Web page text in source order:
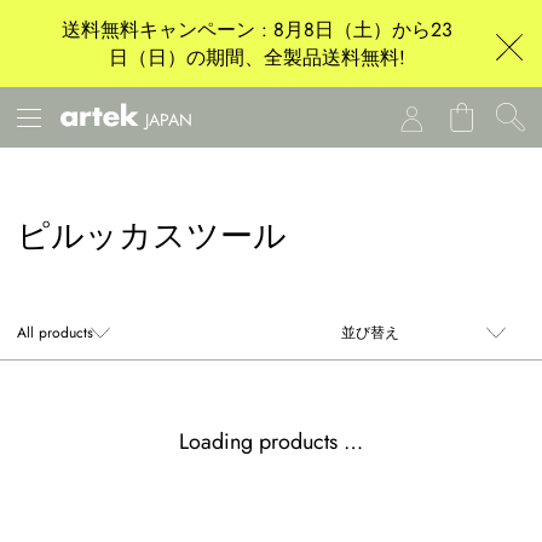
送料無料キャンペーン : 8月8日（土）から23
日（日）の期間、全製品送料無料!
JAPAN
ピルッカスツール
Loading products …